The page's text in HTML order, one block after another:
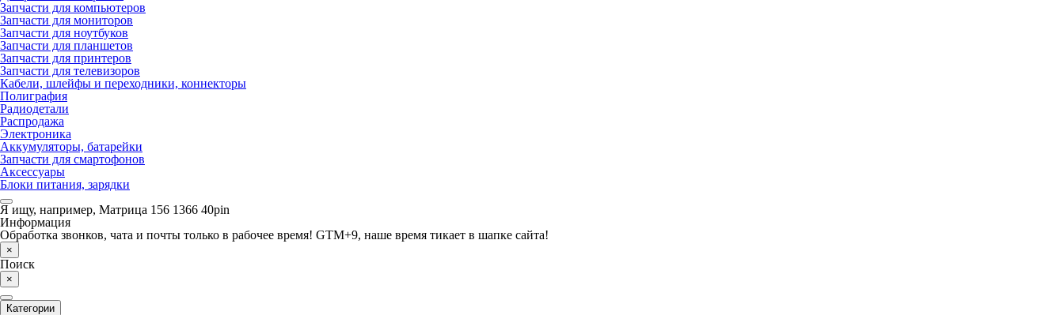
Запчасти для компьютеров
Запчасти для мониторов
Запчасти для ноутбуков
Запчасти для планшетов
Запчасти для принтеров
Запчасти для телевизоров
Кабели, шлейфы и переходники, коннекторы
Полиграфия
Радиодетали
Распродажа
Электроника
Аккумуляторы, батарейки
Запчасти для смартофонов
Аксессуары
Блоки питания, зарядки
Я ищу, например, Матрица 156 1366 40pin
Информация
Обработка звонков, чата и почты только в рабочее время! GTM+9, наше время тикает в шапке сайта!
×
Поиск
×
Категории